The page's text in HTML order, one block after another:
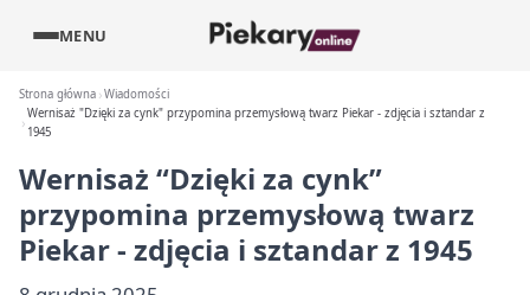
MENU
Strona główna Wiadomości
Wernisaż "Dzięki za cynk" przypomina przemysłową twarz Piekar - zdjęcia i sztandar z
1945
Wernisaż “Dzięki za cynk”
przypomina przemysłową twarz
Piekar - zdjęcia i sztandar z 1945